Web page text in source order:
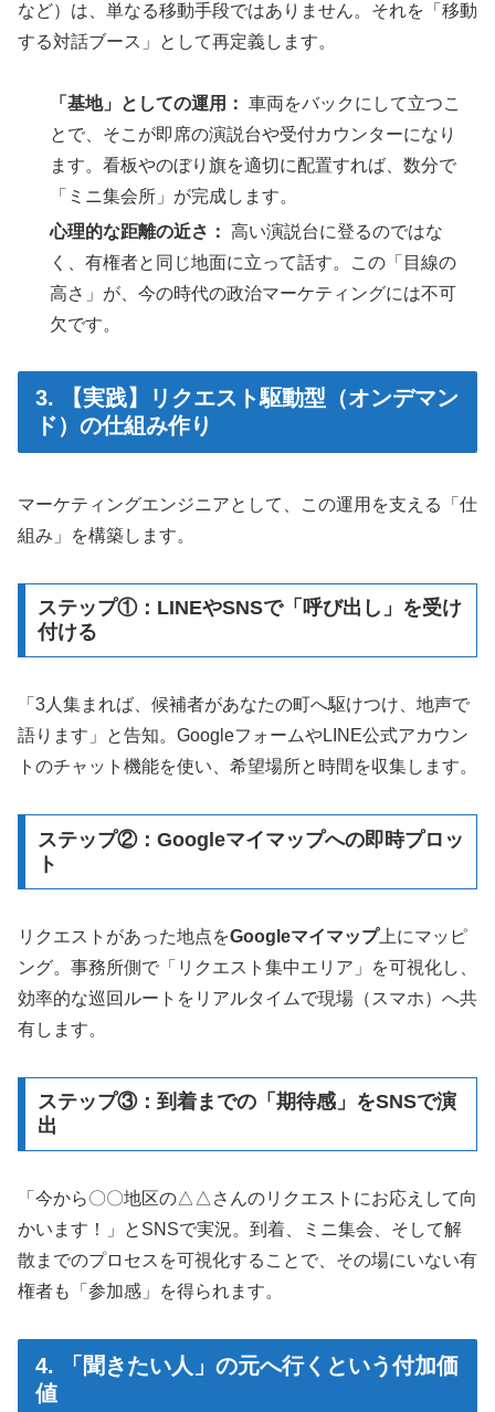
など）は、単なる移動手段ではありません。それを「移動
する対話ブース」として再定義します。
「基地」としての運用： 車両をバックにして立つこ
とで、そこが即席の演説台や受付カウンターになり
ます。看板やのぼり旗を適切に配置すれば、数分で
「ミニ集会所」が完成します。
心理的な距離の近さ： 高い演説台に登るのではな
く、有権者と同じ地面に立って話す。この「目線の
高さ」が、今の時代の政治マーケティングには不可
欠です。
3. 【実践】リクエスト駆動型（オンデマン
ド）の仕組み作り
マーケティングエンジニアとして、この運用を支える「仕
組み」を構築します。
ステップ①：LINEやSNSで「呼び出し」を受け
付ける
「3人集まれば、候補者があなたの町へ駆けつけ、地声で
語ります」と告知。GoogleフォームやLINE公式アカウン
トのチャット機能を使い、希望場所と時間を収集します。
ステップ②：Googleマイマップへの即時プロッ
ト
リクエストがあった地点をGoogleマイマップ上にマッピ
ング。事務所側で「リクエスト集中エリア」を可視化し、
効率的な巡回ルートをリアルタイムで現場（スマホ）へ共
有します。
ステップ③：到着までの「期待感」をSNSで演
出
「今から〇〇地区の△△さんのリクエストにお応えして向
かいます！」とSNSで実況。到着、ミニ集会、そして解
散までのプロセスを可視化することで、その場にいない有
権者も「参加感」を得られます。
4. 「聞きたい人」の元へ行くという付加価
値